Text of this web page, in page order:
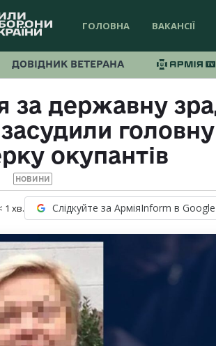
ГОЛОВНА ВАКАНСІЇ
ДОВІДНИК ВЕТЕРАНА
за державну
головну
окупантів
НОВИНИ
1 хв. Слідкуйте за АрміяInform в Google